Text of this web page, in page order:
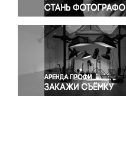
Религия
Светская жизнь
Спорт
Экология
Экономика и бизнес